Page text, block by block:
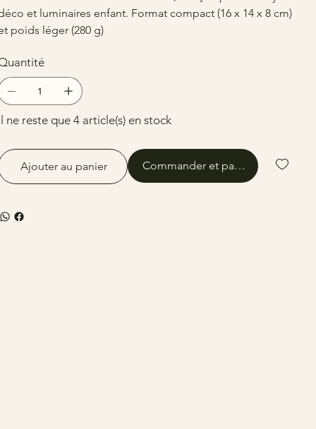
et luminaires enfant. Format compact (16 x 14 x 8 cm)
poids léger (280 g)
ne reste que 4 article(s) en stock
Ajouter au panier Commander et payer